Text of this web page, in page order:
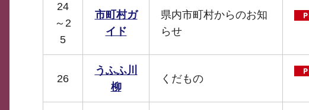
24
～2
5
市町村ガ
イド
県内市町村からのお知
らせ
26
うふふ川
柳
くだもの